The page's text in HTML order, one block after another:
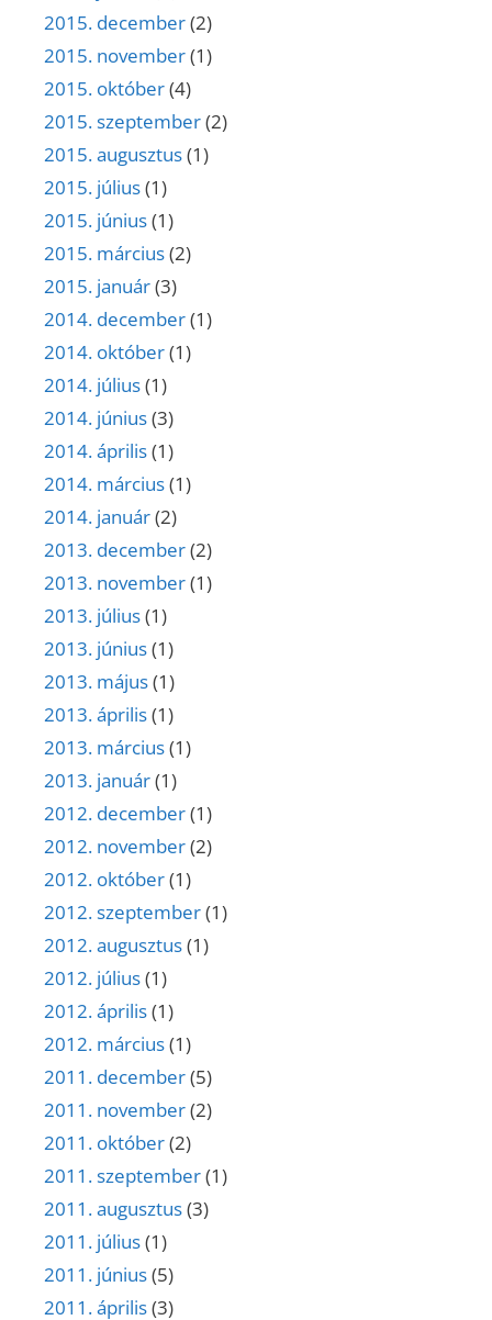
2015. december(2)
2015. november(1)
2015. október(4)
2015. szeptember(2)
2015. augusztus(1)
2015. július(1)
2015. június(1)
2015. március(2)
2015. január(3)
2014. december(1)
2014. október(1)
2014. július(1)
2014. június(3)
2014. április(1)
2014. március(1)
2014. január(2)
2013. december(2)
2013. november(1)
2013. július(1)
2013. június(1)
2013. május(1)
2013. április(1)
2013. március(1)
2013. január(1)
2012. december(1)
2012. november(2)
2012. október(1)
2012. szeptember(1)
2012. augusztus(1)
2012. július(1)
2012. április(1)
2012. március(1)
2011. december(5)
2011. november(2)
2011. október(2)
2011. szeptember(1)
2011. augusztus(3)
2011. július(1)
2011. június(5)
2011. április(3)